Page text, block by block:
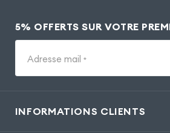
5% OFFERTS SUR VOTRE
Adresse mail *
INFORMATIONS CLIENTS